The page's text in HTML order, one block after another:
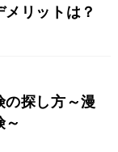
リットは？
の探し方～漫
～